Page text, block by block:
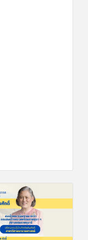
าพื้นที่เพื่อจำหน่าย
1050